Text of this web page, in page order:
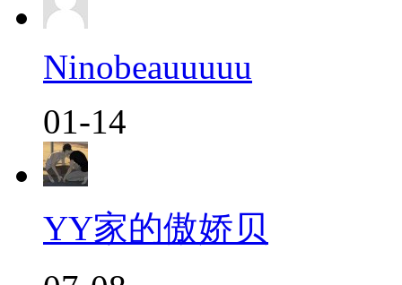
Ninobeauuuuu
01-14
YY家的傲娇贝